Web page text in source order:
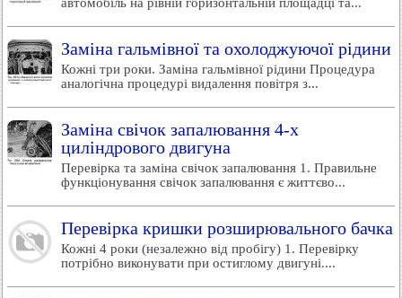
Заміна гальмівної та охолоджуючої рідини
Кожні три роки. Заміна гальмівної рідини Процедура
аналогічна процедурі видалення повітря з...
Заміна свічок запалювання 4-х
циліндрового двигуна
Перевірка та заміна свічок запалювання 1. Правильне
функціонування свічок запалювання є життєво...
Перевірка кришки розширювального бачка
Кожні 4 роки (незалежно від пробігу) 1. Перевірку
потрібно виконувати при остиглому двигуні....